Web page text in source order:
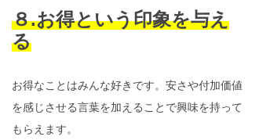
８.お得という印象を与え
る
お得なことはみんな好きです。安さや付加価値
を感じさせる言葉を加えることで興味を持って
もらえます。